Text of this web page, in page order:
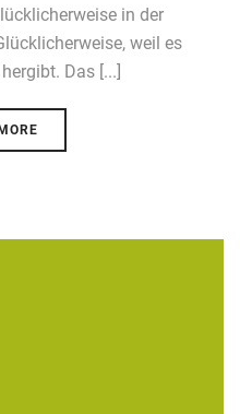
in der
weil es
Das [...]